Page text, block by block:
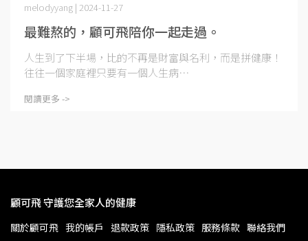
最難熬的，顧可飛陪你一起走過。
melodyyang | 2024-11-27
人生到了下半場，比的不再是財富與名利，而是拼健康！
往往一個家庭裡只要有一個人生病⋯
閱讀更多 ->
顧可飛 守護您全家人的健康
關於顧可飛 我的帳戶 退款政策 隱私政策 服務條款 聯絡我們